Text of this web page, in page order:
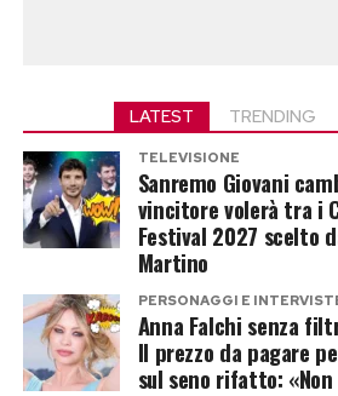
LATEST TRENDING
TELEVISIONE
Sanremo Giovani
vincitore volerà tra i
Festival 2027 scelto
Martino
PERSONAGGI E
Anna Falchi senza
Il prezzo da pagare
sul seno rifatto: